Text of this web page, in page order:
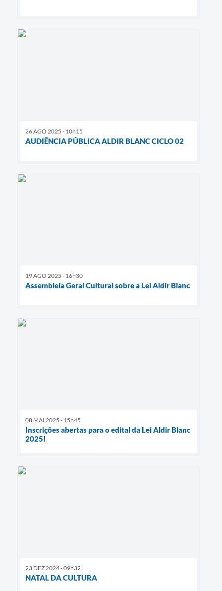
26 AGO 2025 - 10h15
AUDIÊNCIA PÚBLICA ALDIR BLANC CICLO 02
19 AGO 2025 - 16h30
Assembleia Geral Cultural sobre a Lei Aldir Blanc
08 MAI 2025 - 15h45
Inscrições abertas para o edital da Lei Aldir Blanc
2025!
23 DEZ 2024 - 09h32
NATAL DA CULTURA